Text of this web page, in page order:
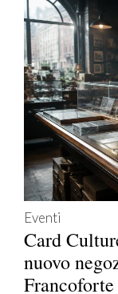
Eventi
Card
nuovo
Francoforte